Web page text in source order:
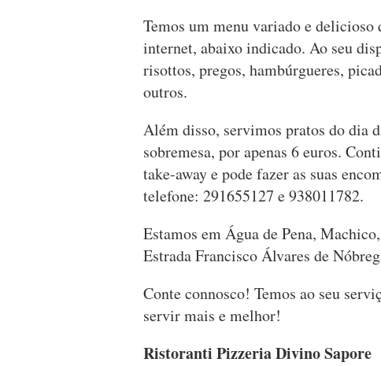
Temos um menu variado e
internet, abaixo indicado. Ao seu
risottos, pregos, hambúrgueres,
outros.
Além disso, servimos pratos do dia
sobremesa, por apenas 6 euros.
take-away e pode fazer as suas
telefone: 291655127 e 938011782.
Estamos em Água de Pena,
Estrada Francisco Álvares de
Conte connosco! Temos ao seu
servir mais e melhor!
Ristoranti Pizzeria Divino Sapore